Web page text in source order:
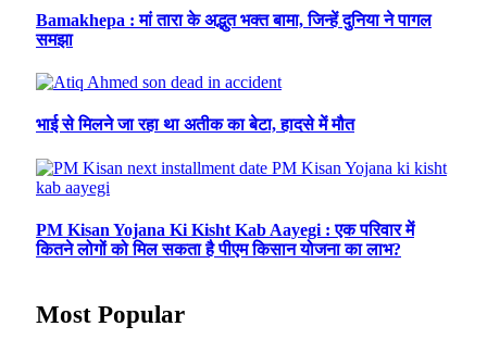
Bamakhepa : मां तारा के अद्भुत भक्त बामा, जिन्हें दुनिया ने पागल
समझा
भाई से मिलने जा रहा था अतीक का बेटा, हादसे में मौत
PM Kisan Yojana Ki Kisht Kab Aayegi : एक परिवार में
कितने लोगों को मिल सकता है पीएम किसान योजना का लाभ?
Most Popular